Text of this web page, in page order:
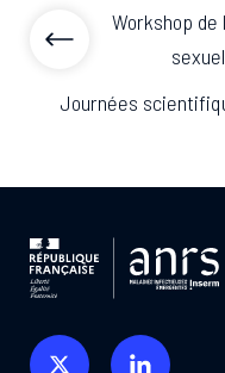
Workshop de
Journées